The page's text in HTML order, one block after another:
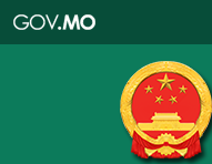
特
政
区
政